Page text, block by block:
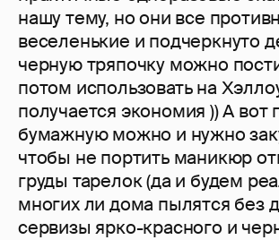
нашу тему, но они все
веселенькие и подчеркнуто
черную тряпочку можно
потом использовать на
получается экономия )) А вот
бумажную можно и нужно
чтобы не портить маникюр
груды тарелок (да и будем
многих ли дома пылятся без
сервизы ярко-красного и